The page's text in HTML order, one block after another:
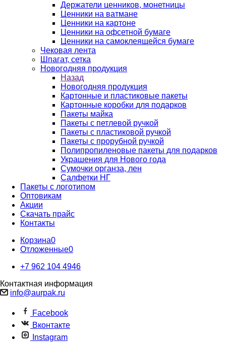
Держатели ценников, монетницы
Ценники на ватмане
Ценники на картоне
Ценники на офсетной бумаге
Ценники на самоклеящейся бумаге
Чековая лента
Шпагат, сетка
Новогодняя продукция
Назад
Новогодняя продукция
Картонные и пластиковые пакеты
Картонные коробки для подарков
Пакеты майка
Пакеты с петлевой ручкой
Пакеты с пластиковой ручкой
Пакеты с прорубной ручкой
Полипропиленовые пакеты для подарков
Украшения для Нового года
Сумочки органза, лен
Салфетки НГ
Пакеты с логотипом
Оптовикам
Акции
Скачать прайс
Контакты
Корзина0
Отложенные0
+7 962 104 4946
Контактная информация
info@aurpak.ru
Facebook
Вконтакте
Instagram